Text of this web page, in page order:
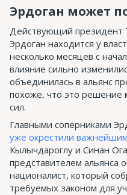
Эрдоган может
Действующий президент
Эрдоган находится у
несколько месяцев с
влияние сильно
объединилась в альянс
похоже, что это решение
сил.
Главными соперниками
уже окрестили
Кылычдароглу и Синан
представителем альянса
националист, который
требуемых законом для